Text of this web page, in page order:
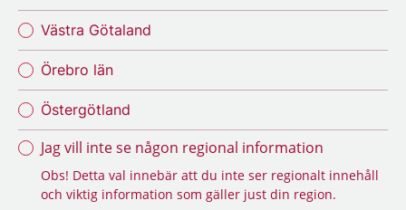
Västra Götaland
Örebro län
Östergötland
Jag vill inte se någon regional information
Obs! Detta val innebär att du inte ser regionalt innehåll
och viktig information som gäller just din region.